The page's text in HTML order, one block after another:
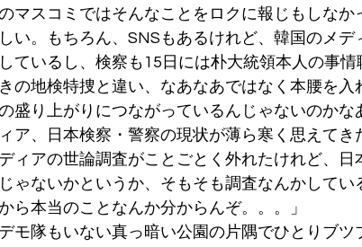
マスコミではそんなことをロクに報じもしな
い。もちろん、SNSもあるけれど、韓国のメデ
ているし、検察も15日には朴大統領本人の事情
の地検特捜と違い、なあなあではなく本腰を入
盛り上がりにつながっているんじゃないのかな
ア、日本検察・警察の現状が薄ら寒く思えてき
ィアの世論調査がことごとく外れたけれど、日
ゃないかというか、そもそも調査なんかして
ら本当のことなんか分からんぞ。。。」
モ隊もいない真っ暗い公園の片隅でひとりブツ